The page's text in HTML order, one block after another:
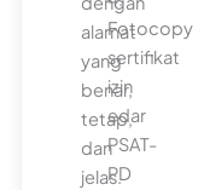
alamat
yang
benar,
tetap,
dan
jelas.
Fotocopy
sertifikat
izin
edar
PSAT-
PD